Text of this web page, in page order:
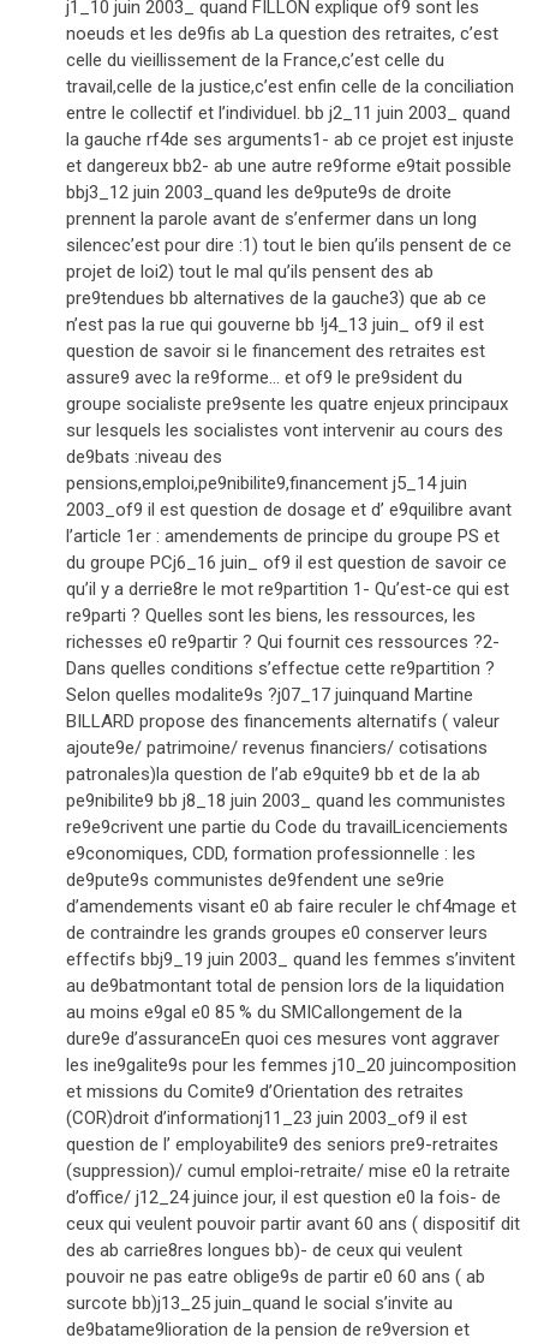
j1_10 juin 2003_ quand FILLON explique of9 sont les
noeuds et les de9fis ab La question des retraites, c’est
celle du vieillissement de la France,c’est celle du
travail,celle de la justice,c’est enfin celle de la conciliation
entre le collectif et l’individuel. bb j2_11 juin 2003_ quand
la gauche rf4de ses arguments1- ab ce projet est injuste
et dangereux bb2- ab une autre re9forme e9tait possible
bbj3_12 juin 2003_quand les de9pute9s de droite
prennent la parole avant de s’enfermer dans un long
silencec’est pour dire :1) tout le bien qu’ils pensent de ce
projet de loi2) tout le mal qu’ils pensent des ab
pre9tendues bb alternatives de la gauche3) que ab ce
n’est pas la rue qui gouverne bb !j4_13 juin_ of9 il est
question de savoir si le financement des retraites est
assure9 avec la re9forme… et of9 le pre9sident du
groupe socialiste pre9sente les quatre enjeux principaux
sur lesquels les socialistes vont intervenir au cours des
de9bats :niveau des
pensions,emploi,pe9nibilite9,financement j5_14 juin
2003_of9 il est question de dosage et d’ e9quilibre avant
l’article 1er : amendements de principe du groupe PS et
du groupe PCj6_16 juin_ of9 il est question de savoir ce
qu’il y a derrie8re le mot re9partition 1- Qu’est-ce qui est
re9parti ? Quelles sont les biens, les ressources, les
richesses e0 re9partir ? Qui fournit ces ressources ?2-
Dans quelles conditions s’effectue cette re9partition ?
Selon quelles modalite9s ?j07_17 juinquand Martine
BILLARD propose des financements alternatifs ( valeur
ajoute9e/ patrimoine/ revenus financiers/ cotisations
patronales)la question de l’ab e9quite9 bb et de la ab
pe9nibilite9 bb j8_18 juin 2003_ quand les communistes
re9e9crivent une partie du Code du travailLicenciements
e9conomiques, CDD, formation professionnelle : les
de9pute9s communistes de9fendent une se9rie
d’amendements visant e0 ab faire reculer le chf4mage et
de contraindre les grands groupes e0 conserver leurs
effectifs bbj9_19 juin 2003_ quand les femmes s’invitent
au de9batmontant total de pension lors de la liquidation
au moins e9gal e0 85 % du SMICallongement de la
dure9e d’assuranceEn quoi ces mesures vont aggraver
les ine9galite9s pour les femmes j10_20 juincomposition
et missions du Comite9 d’Orientation des retraites
(COR)droit d’informationj11_23 juin 2003_of9 il est
question de l’ employabilite9 des seniors pre9-retraites
(suppression)/ cumul emploi-retraite/ mise e0 la retraite
d’office/ j12_24 juince jour, il est question e0 la fois- de
ceux qui veulent pouvoir partir avant 60 ans ( dispositif dit
des ab carrie8res longues bb)- de ceux qui veulent
pouvoir ne pas eatre oblige9s de partir e0 60 ans ( ab
surcote bb)j13_25 juin_quand le social s’invite au
de9batame9lioration de la pension de re9version et